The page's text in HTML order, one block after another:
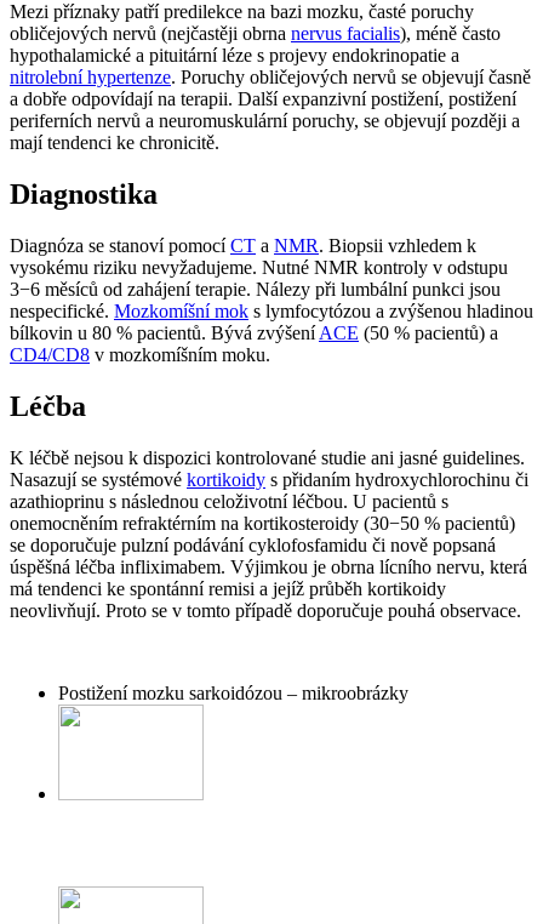
Mezi příznaky patří predilekce na bazi mozku, časté poruchy
obličejových nervů (nejčastěji obrna nervus facialis), méně často
hypothalamické a pituitární léze s projevy endokrinopatie a
nitrolební hypertenze. Poruchy obličejových nervů se objevují časně
a dobře odpovídají na terapii. Další expanzivní postižení, postižení
periferních nervů a neuromuskulární poruchy, se objevují později a
mají tendenci ke chronicitě.
Diagnostika
Diagnóza se stanoví pomocíCT a NMR. Biopsii vzhledem k
vysokému riziku nevyžadujeme. Nutné NMR kontroly v odstupu
3−6 měsíců od zahájení terapie. Nálezy při lumbální punkci jsou
nespecifické. Mozkomíšní mok s lymfocytózou a zvýšenou hladinou
bílkovin u 80 % pacientů. Bývá zvýšeníACE (50 % pacientů) a
CD4/CD8 v mozkomíšním moku.
Léčba
K léčbě nejsou k dispozici kontrolované studie ani jasné guidelines.
Nasazují se systémové kortikoidy s přidaním hydroxychlorochinu či
azathioprinu s následnou celoživotní léčbou. U pacientů s
onemocněním refraktérním na kortikosteroidy (30−50 % pacientů)
se doporučuje pulzní podávání cyklofosfamidu či nově popsaná
úspěšná léčba infliximabem. Výjimkou je obrna lícního nervu, která
má tendenci ke spontánní remisi a jejíž průběh kortikoidy
neovlivňují. Proto se v tomto případě doporučuje pouhá observace.
Postižení mozku sarkoidózou – mikroobrázky